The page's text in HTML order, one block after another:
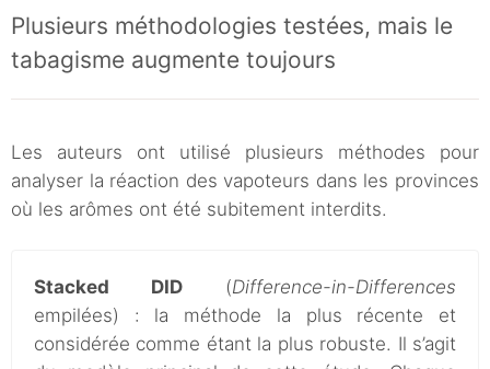
Plusieurs méthodologies testées, mais le
tabagisme augmente toujours
Les auteurs ont utilisé plusieurs méthodes pour
analyser la réaction des vapoteurs dans les provinces
où les arômes ont été subitement interdits.
Stacked DID (Difference-in-Differences
empilées) : la méthode la plus récente et
considérée comme étant la plus robuste. Il s’agit